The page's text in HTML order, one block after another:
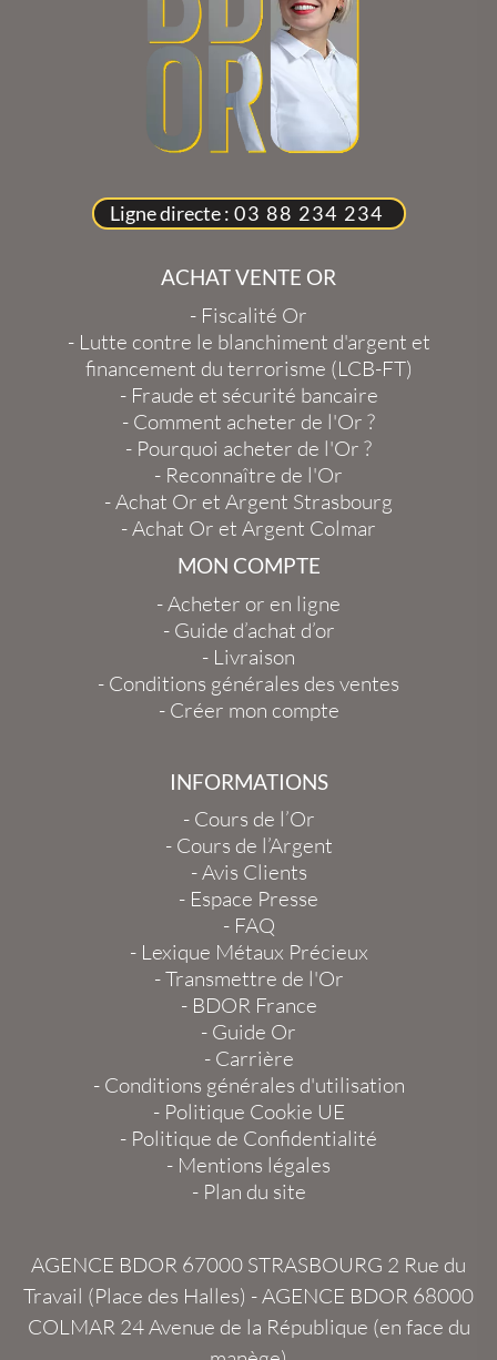
Ligne directe : 03 88 234 234
ACHAT VENTE OR
- Fiscalité Or
- Lutte contre le blanchiment d'argent et
financement du terrorisme (LCB-FT)
- Fraude et sécurité bancaire
- Comment acheter de l'Or ?
- Pourquoi acheter de l'Or ?
- Reconnaître de l'Or
-Achat Or et Argent Strasbourg
-Achat Or et Argent Colmar
MON COMPTE
-Acheter or en ligne
- Guide d’achat d’or
- Livraison
- Conditions générales des ventes
- Créer mon compte
INFORMATIONS
- Cours de l’Or
- Cours de l’Argent
-Avis Clients
- Espace Presse
- FAQ
- Lexique Métaux Précieux
-Transmettre de l'Or
- BDOR France
- Guide Or
- Carrière
- Conditions générales d'utilisation
- Politique Cookie UE
- Politique de Confidentialité
- Mentions légales
- Plan du site
AGENCE BDOR 67000 STRASBOURG 2 Rue du
Travail (Place des Halles) -AGENCE BDOR 68000
COLMAR24 Avenue de la République (en face du